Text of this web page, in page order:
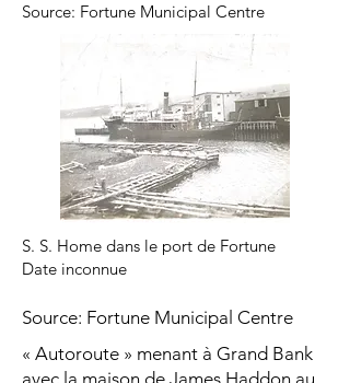
Source: Fortune Municipal Centre
S. S. Home dans le port de Fortune
Date inconnue
Source: Fortune Municipal Centre
« Autoroute » menant à Grand Bank
avec la maison de James Haddon au